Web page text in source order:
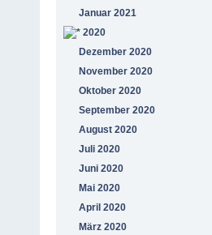
Januar 2021
2020
Dezember 2020
November 2020
Oktober 2020
September 2020
August 2020
Juli 2020
Juni 2020
Mai 2020
April 2020
März 2020